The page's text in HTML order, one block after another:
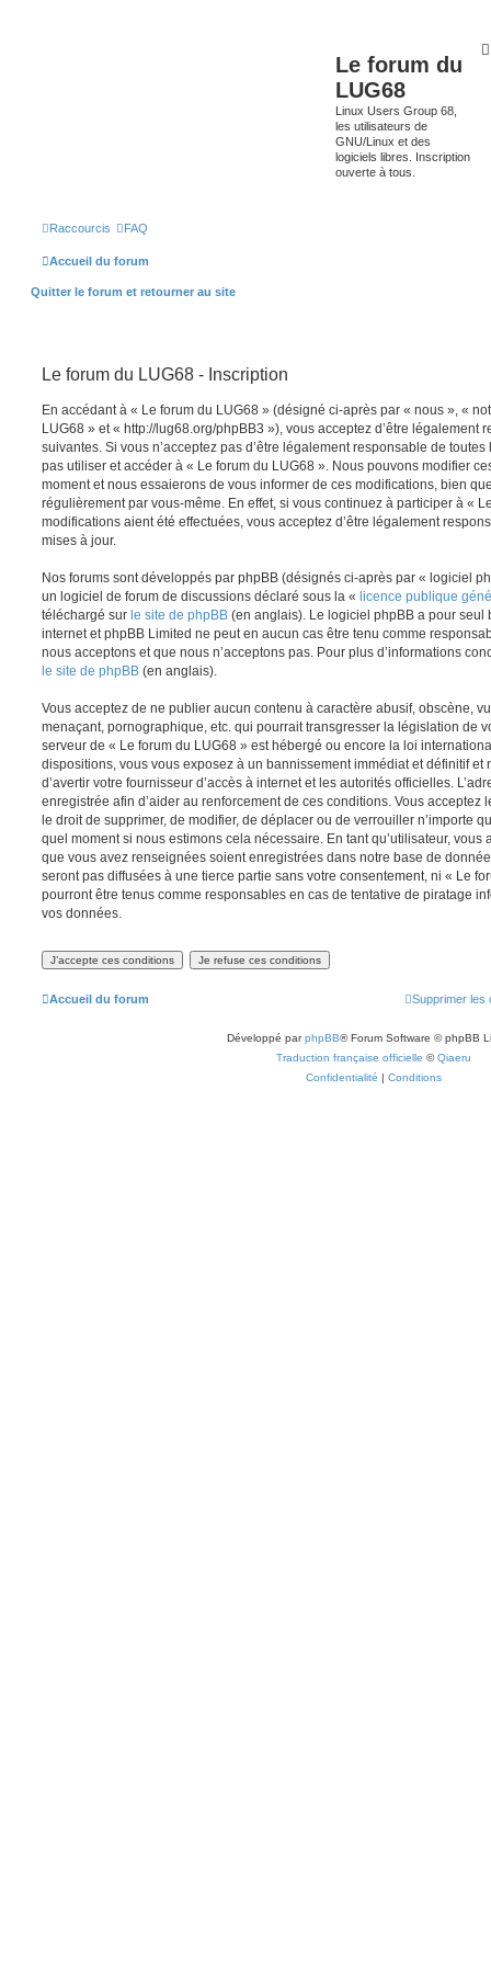
Le forum du
LUG68
Linux Users Group 68,
les utilisateurs de
GNU/Linux et des
logiciels libres. Inscription
ouverte à tous.
Raccourcis FAQ
Accueil du forum
Quitter le forum et retourner au site
Le forum du LUG68 - Inscription
En accédant à « Le forum du LUG68 » (désigné ci-après par « nous », «
LUG68 » et « http://lug68.org/phpBB3 »), vous acceptez d’être légalement
suivantes. Si vous n’acceptez pas d’être légalement responsable de
pas utiliser et accéder à « Le forum du LUG68 ». Nous pouvons modifier
moment et nous essaierons de vous informer de ces modifications, bien
régulièrement par vous-même. En effet, si vous continuez à participer à «
modifications aient été effectuées, vous acceptez d’être légalement
mises à jour.
Nos forums sont développés par phpBB (désignés ci-après par « logiciel
un logiciel de forum de discussions déclaré sous la « licence publique
téléchargé sur le site de phpBB (en anglais). Le logiciel phpBB a pour seul
internet et phpBB Limited ne peut en aucun cas être tenu comme
nous acceptons et que nous n’acceptons pas. Pour plus d’informations
le site de phpBB (en anglais).
Vous acceptez de ne publier aucun contenu à caractère abusif, obscène,
menaçant, pornographique, etc. qui pourrait transgresser la législation de
serveur de « Le forum du LUG68 » est hébergé ou encore la loi
dispositions, vous vous exposez à un bannissement immédiat et définitif et
d’avertir votre fournisseur d’accès à internet et les autorités officielles.
enregistrée afin d’aider au renforcement de ces conditions. Vous acceptez
le droit de supprimer, de modifier, de déplacer ou de verrouiller n’importe
quel moment si nous estimons cela nécessaire. En tant qu’utilisateur,
que vous avez renseignées soient enregistrées dans notre base de
seront pas diffusées à une tierce partie sans votre consentement, ni « Le
pourront être tenus comme responsables en cas de tentative de piratage
vos données.
Accueil du forum Supprimer les
Développé parphpBB® Forum Software © phpBB
Traduction française officielle ©Qiaeru
Confidentialité | Conditions